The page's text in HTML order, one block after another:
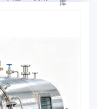
221330
SE53
库
菌锅包装，提供详尽的规